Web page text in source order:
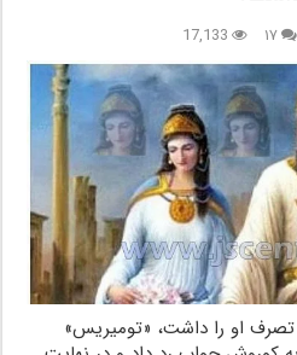
۱۷ 17,133
او را داشت، «تومیریس»